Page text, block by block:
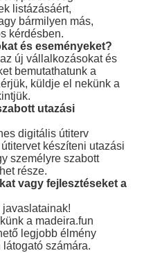
listázásáért,
bármilyen más,
kérdésben.
és eseményeket?
új vállalkozásokat és
bemutathatunk a
küldje el nekünk a
utazási
digitális útiterv
készíteni utazási
személyre szabott
része.
vagy fejlesztéseket a
javaslatainak!
a madeira.fun
legjobb élmény
számára.